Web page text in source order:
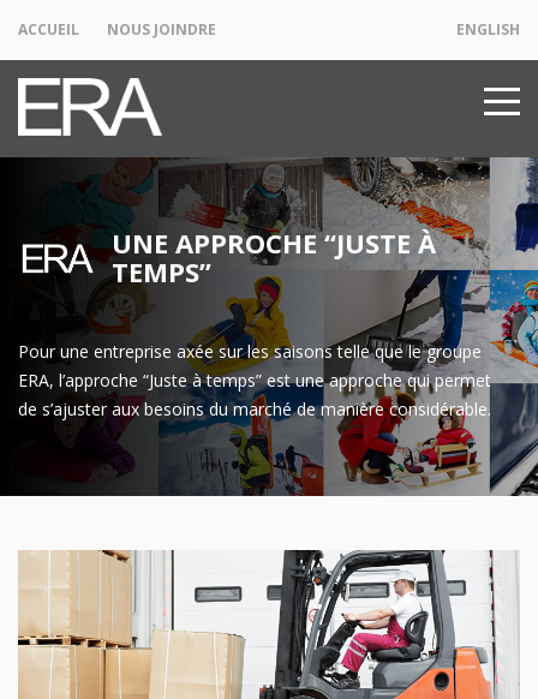
ACCUEIL NOUS JOINDRE ENGLISH
UNE APPROCHE “JUSTE À
TEMPS”
Pour une entreprise axée sur les saisons telle que le groupe
ERA, l’approche “Juste à temps” est une approche qui permet
de s’ajuster aux besoins du marché de manière considérable.